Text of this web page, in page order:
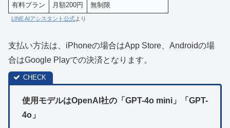
有料プラン 月額200円 無制限
LINE AIアシスタント公式より
支払い方法は、iPhoneの場合はApp Store、Androidの場
合はGoogle Playでの決済となります。
使用モデルはOpenAI社の「GPT-4o mini」「GPT-
4o」